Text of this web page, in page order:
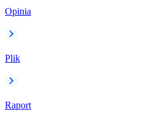
Opinia
Plik
Raport